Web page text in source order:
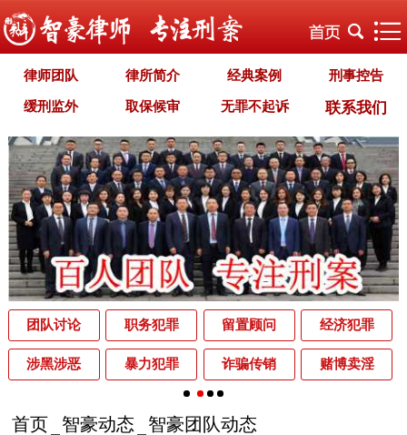
律师团队 律所简介 经典案例 刑事控告
缓刑监外 取保候审 无罪不起诉 联系我们
职务犯罪 经济犯罪 毒品犯罪 罪名专题
智豪文化 自首立功 首席律师致辞 智豪视野
刑罚种类 刑事法规 犯罪释义 刑事知识
法律援助 刑事资讯 刑事文书 案件动态
辩护词集 常见问题 办理中的案件 业务范围
为什么选择智豪 办案机关 中国法律讲堂 辨别伪专业
罪名解析库 网站地图
团队讨论 职务犯罪 留置顾问 经济犯罪
涉黑涉恶 暴力犯罪 诈骗传销 赌博卖淫
首页 智豪动态 智豪团队动态